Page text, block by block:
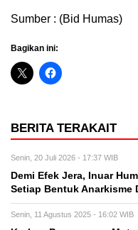
Sumber : (Bid Humas)
Bagikan ini:
BERITA TERAKAIT
Senin, 20 Juli 2026 - 17:37 WIB
Demi Efek Jera, Inuar
Setiap Bentuk Anarkisme
Senin, 11 Agustus 2025 - 16:02 WIB